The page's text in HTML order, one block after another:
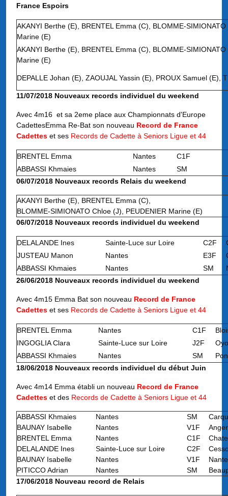
France Espoirs
AKANYI Berthe (E), BRENTEL Emma (C), BLOMME-
Marine (E)
AKANYI Berthe (E), BRENTEL Emma (C), BLOMME-
Marine (E)
DEPALLE Johan (E), ZAOUJAL Yassin (E), PROUX Samuel (E),
11/07/2018 Nouveaux records individuel du weekend
Avec 4m16 et sa 2eme place aux Championnats d'Europe
CadettesEmma Re-Bat son nouveau Record de France
Cadettes et ses Records de Cadette à Seniors Ligue et 44
BRENTEL Emma Nantes
C1F
ABBASSI Khmaies
Nantes
SM
06/07/2018 Nouveaux records Relais du weekend
AKANYI Berthe (E), BRENTEL Emma (C),
BLOMME-SIMIONATO Chloe (J), PEUDENIER Marine (E)
06/07/2018 Nouveaux records individuel du weekend
DELALANDE Ines Sainte-Luce sur Loire C2F
JUSTEAU Manon
Nantes E3F
ABBASSI Khmaies
Nantes SM
26/06/2018 Nouveaux records individuel du weekend
Avec 4m15 Emma Bat son nouveau Record de France
Cadettes et ses Records de Cadette à Seniors Ligue et 44
BRENTEL Emma Nantes C1F
INGOGLIA Clara
Sainte-Luce sur Loire J2F
ABBASSI Khmaies
Nantes SM
18/06/2018 Nouveaux records individuel du début Juin
Avec 4m14 Emma établi un nouveau Record de France
Cadettes et des Records de Cadette à Seniors Ligue et 44
ABBASSI Khmaies Nantes SM
BAUNAY Isabelle
Nantes V1F
BRENTEL Emma
Nantes C1F
DELALANDE Ines
Sainte-Luce sur Loire C2F
BAUNAY Isabelle
Nantes V1F
PITICCO Adrian
Nantes SM
17/06/2018 Nouveau record de Relais